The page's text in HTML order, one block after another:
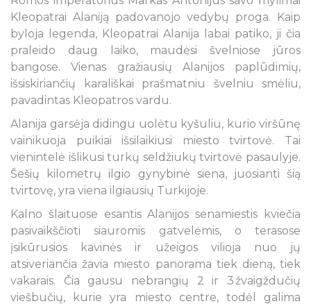
Kleopatrai Alaniją padovanojo vedybų proga. Kaip
byloja legenda, Kleopatrai Alanija labai patiko, ji čia
praleido daug laiko, maudėsi švelniose jūros
bangose. Vienas gražiausių Alanijos paplūdimių,
išsiskiriančių karališkai prašmatniu švelniu smėliu,
pavadintas Kleopatros vardu.
Alanija garsėja didingu uolėtu kyšuliu, kurio viršūnę
vainikuoja puikiai išsilaikiusi miesto tvirtovė. Tai
vienintelė išlikusi turkų seldžiukų tvirtovė pasaulyje.
Šešių kilometrų ilgio gynybinė siena, juosianti šią
tvirtovę, yra viena ilgiausių Turkijoje.
Kalno šlaituose esantis Alanijos senamiestis kviečia
pasivaikščioti siauromis gatvelėmis, o terasose
įsikūrusios kavinės ir užeigos vilioja nuo jų
atsiveriančia žavia miesto panorama tiek dieną, tiek
vakarais. Čia gausu nebrangių 2 ir 3 žvaigždučių
viešbučių, kurie yra miesto centre, todėl galima